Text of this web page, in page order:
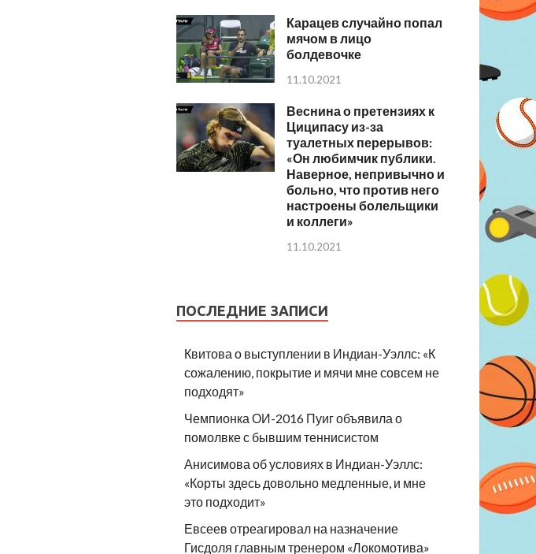
Карацев случайно попал
мячом в лицо
болдевочке
11.10.2021
Веснина о претензиях к
Циципасу из-за
туалетных перерывов:
«Он любимчик публики.
Наверное, непривычно и
больно, что против него
настроены болельщики
и коллеги»
11.10.2021
ПОСЛЕДНИЕ ЗАПИСИ
Квитова о выступлении в Индиан-Уэллс: «К
сожалению, покрытие и мячи мне совсем не
подходят»
Чемпионка ОИ-2016 Пуиг объявила о
помолвке с бывшим теннисистом
Анисимова об условиях в Индиан-Уэллс:
«Корты здесь довольно медленные, и мне
это подходит»
Евсеев отреагировал на назначение
Гисдоля главным тренером «Локомотива»